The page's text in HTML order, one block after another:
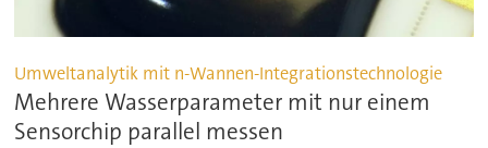
Umweltanalytik mit n-Wannen-Integrationstechnologie
Mehrere Wasserparameter mit nur einem
Sensorchip parallel messen